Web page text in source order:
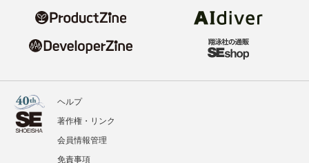
ヘルプ
著作権・リンク
会員情報管理
免責事項